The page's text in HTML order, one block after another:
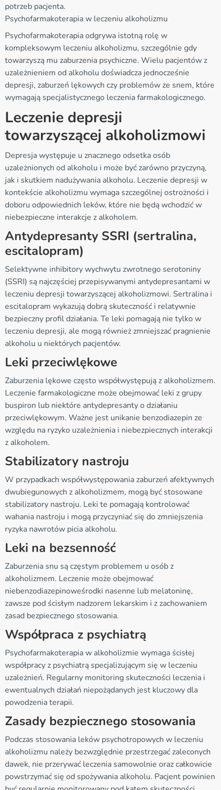
potrzeb pacjenta.
Psychofarmakoterapia w leczeniu alkoholizmu
Psychofarmakoterapia odgrywa istotną rolę w
kompleksowym leczeniu alkoholizmu, szczególnie gdy
towarzyszą mu zaburzenia psychiczne. Wielu pacjentów z
uzależnieniem od alkoholu doświadcza jednocześnie
depresji, zaburzeń lękowych czy problemów ze snem, które
wymagają specjalistycznego leczenia farmakologicznego.
Leczenie depresji
towarzyszącej alkoholizmowi
Depresja występuje u znacznego odsetka osób
uzależnionych od alkoholu i może być zarówno przyczyną,
jak i skutkiem nadużywania alkoholu. Leczenie depresji w
kontekście alkoholizmu wymaga szczególnej ostrożności i
doboru odpowiednich leków, które nie będą wchodzić w
niebezpieczne interakcje z alkoholem.
Antydepresanty SSRI (sertralina,
escitalopram)
Selektywne inhibitory wychwytu zwrotnego serotoniny
(SSRI) są najczęściej przepisywanymi antydepresantami w
leczeniu depresji towarzyszącej alkoholizmowi. Sertralina i
escitalopram wykazują dobrą skuteczność i relatywnie
bezpieczny profil działania. Te leki pomagają nie tylko w
leczeniu depresji, ale mogą również zmniejszać pragnienie
alkoholu u niektórych pacjentów.
Leki przeciwlękowe
Zaburzenia lękowe często współwystępują z alkoholizmem.
Leczenie farmakologiczne może obejmować leki z grupy
buspiron lub niektóre antydepresanty o działaniu
przeciwlękowym. Ważne jest unikanie benzodiazepin ze
względu na ryzyko uzależnienia i niebezpiecznych interakcji
z alkoholem.
Stabilizatory nastroju
W przypadkach współwystępowania zaburzeń afektywnych
dwubiegunowych z alkoholizmem, mogą być stosowane
stabilizatory nastroju. Leki te pomagają kontrolować
wahania nastroju i mogą przyczyniać się do zmniejszenia
ryzyka nawrotów picia alkoholu.
Leki na bezsenność
Zaburzenia snu są częstym problemem u osób z
alkoholizmem. Leczenie może obejmować
niebenzodiazepinoweśrodki nasenne lub melatoninę,
zawsze pod ścisłym nadzorem lekarskim i z zachowaniem
zasad bezpiecznego stosowania.
Współpraca z psychiatrą
Psychofarmakoterapia w alkoholizmie wymaga ścisłej
współpracy z psychiatrą specjalizującym się w leczeniu
uzależnień. Regularny monitoring skuteczności leczenia i
ewentualnych działań niepożądanych jest kluczowy dla
powodzenia terapii.
Zasady bezpiecznego stosowania
Podczas stosowania leków psychotropowych w leczeniu
alkoholizmu należy bezwzględnie przestrzegać zaleconych
dawek, nie przerywać leczenia samowolnie oraz całkowicie
powstrzymać się od spożywania alkoholu. Pacjent powinien